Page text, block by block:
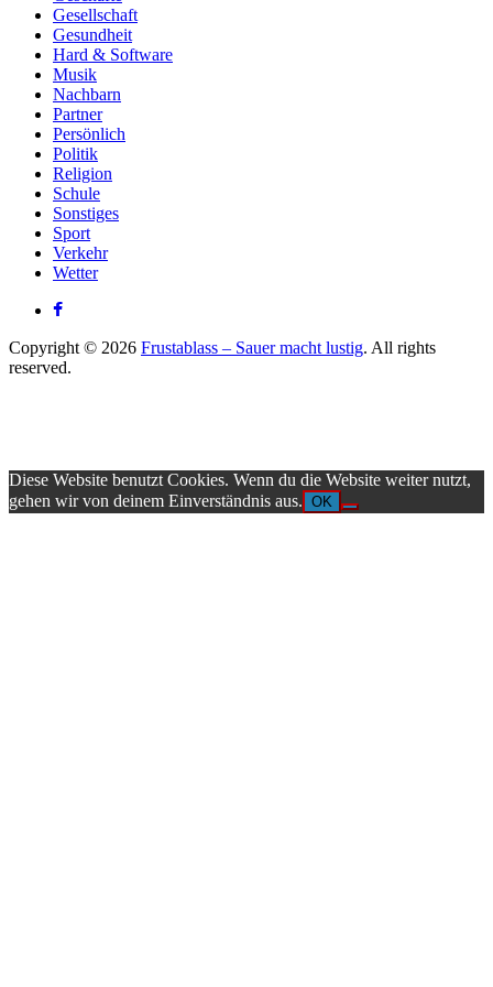
Gesellschaft
Gesundheit
Hard & Software
Musik
Nachbarn
Partner
Persönlich
Politik
Religion
Schule
Sonstiges
Sport
Verkehr
Wetter
Copyright © 2026 Frustablass – Sauer macht lustig. All rights
reserved.
Diese Website benutzt Cookies. Wenn du die Website weiter nutzt,
gehen wir von deinem Einverständnis aus. OK